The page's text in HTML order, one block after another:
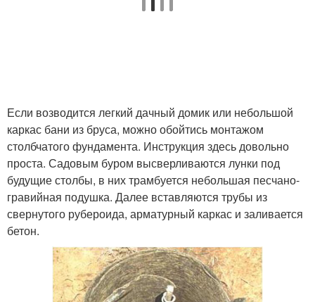
Если возводится легкий дачный домик или небольшой
каркас бани из бруса, можно обойтись монтажом
столбчатого фундамента. Инструкция здесь довольно
проста. Садовым буром высверливаются лунки под
будущие столбы, в них трамбуется небольшая песчано-
гравийная подушка. Далее вставляются трубы из
свернутого рубероида, арматурный каркас и заливается
бетон.